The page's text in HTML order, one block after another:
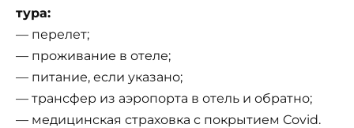
тура:
— перелет;
— проживание в отеле;
— питание, если указано;
— трансфер из аэропорта в отель и обратно;
— медицинская страховка с покрытием Covid.